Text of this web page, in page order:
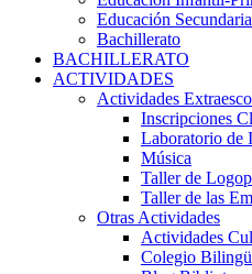
Educación Secundaria
Bachillerato
BACHILLERATO
ACTIVIDADES
Actividades
Inscripciones
Laboratorio de
Música
Taller de
Taller de las
Otras Actividades
Actividades
Colegio